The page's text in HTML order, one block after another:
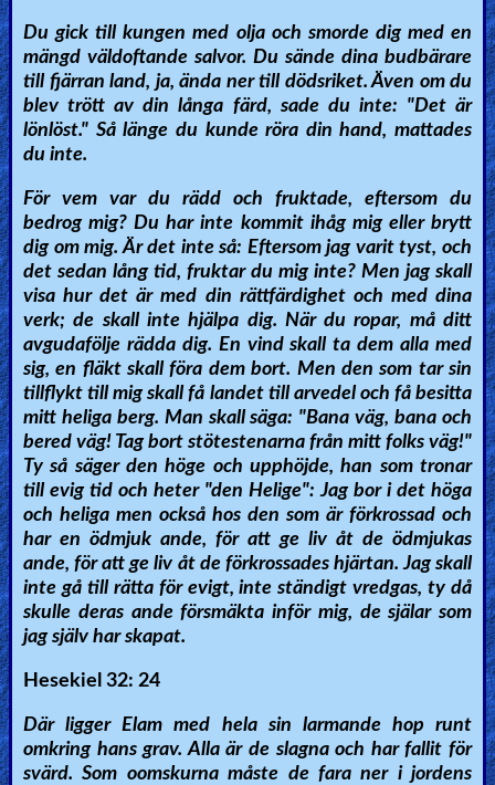
Du gick till kungen med olja och smorde dig med en
mängd väldoftande salvor. Du sände dina budbärare
till fjärran land, ja, ända ner till dödsriket. Även om du
blev trött av din långa färd, sade du inte: "Det är
lönlöst." Så länge du kunde röra din hand, mattades
du inte.
För vem var du rädd och fruktade, eftersom du
bedrog mig? Du har inte kommit ihåg mig eller brytt
dig om mig. Är det inte så: Eftersom jag varit tyst, och
det sedan lång tid, fruktar du mig inte? Men jag skall
visa hur det är med din rättfärdighet och med dina
verk; de skall inte hjälpa dig. När du ropar, må ditt
avgudafölje rädda dig. En vind skall ta dem alla med
sig, en fläkt skall föra dem bort. Men den som tar sin
tillflykt till mig skall få landet till arvedel och få besitta
mitt heliga berg. Man skall säga: "Bana väg, bana och
bered väg! Tag bort stötestenarna från mitt folks väg!"
Ty så säger den höge och upphöjde, han som tronar
till evig tid och heter "den Helige": Jag bor i det höga
och heliga men också hos den som är förkrossad och
har en ödmjuk ande, för att ge liv åt de ödmjukas
ande, för att ge liv åt de förkrossades hjärtan. Jag skall
inte gå till rätta för evigt, inte ständigt vredgas, ty då
skulle deras ande försmäkta inför mig, de själar som
jag själv har skapat.
Hesekiel 32: 24
Där ligger Elam med hela sin larmande hop runt
omkring hans grav. Alla är de slagna och har fallit för
svärd. Som oomskurna måste de fara ner i jordens